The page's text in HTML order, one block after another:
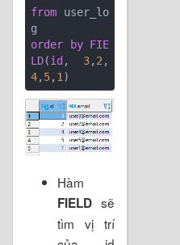
from user_lo
order
by FIE
LD(id , 3, 2 ,
4, 5, 1
Hàm
FIELD sẽ
tìm vị trí